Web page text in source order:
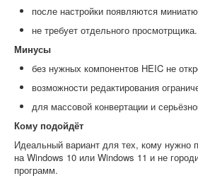
после настройки появляются
не требует отдельного просмотрщика.
Минусы
без нужных компонентов HEIC не
возможности редактирования
для массовой конвертации и
Кому подойдёт
Идеальный вариант для тех, кому нужно
на Windows 10 или Windows 11 и не
программ.